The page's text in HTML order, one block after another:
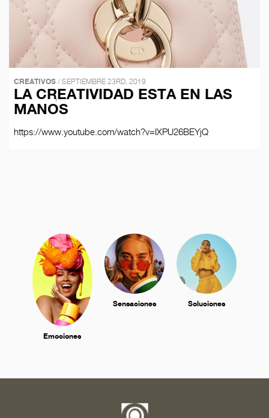
CREATIVOS / SEPTIEMBRE 23RD, 2019
LA CREATIVIDAD ESTA EN LAS
MANOS
https://www.youtube.com/watch?v=IXPU26BEYjQ
Emociones
Sensaciones Soluciones